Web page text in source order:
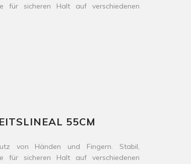
für sicheren Halt auf verschiedenen
55CM
von Händen und Fingern. Stabil,
für sicheren Halt auf verschiedenen